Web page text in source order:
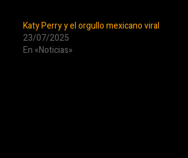
Katy Perry y el orgullo mexicano viral
23/07/2025
En «Noticias»